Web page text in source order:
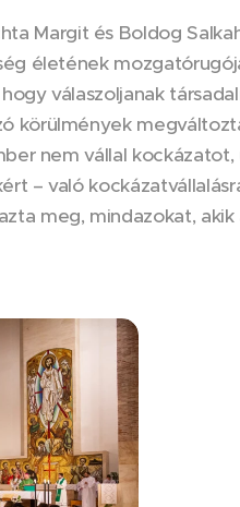
Margit és Boldog
életének
válaszoljanak
körülmények
nem vállal
– való
meg, mindazokat,